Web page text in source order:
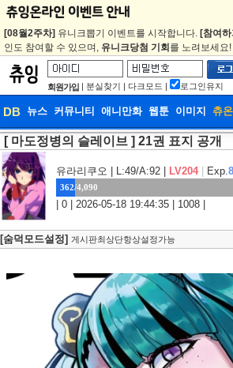
[08월2주차] 유니크뽑기 이벤트를 시작합니다. [참여하
인도 참여할 수 있으며, 유니크당첨 기회 를 노려보세요!
회원가입 | 분실찾기 | 다크모드 | 로그인유지
DB 뉴스 커뮤니티 애니만화 웹툰 이미지 츄
DB 뉴스 커뮤니티
웹툰 이미지 츄온2
[ 마도정병의 슬레이브 ] 21권 표지 공개
유라리쿠오 | L:49/A:92 | LV204 Exp.
362/4,090
| 0 | 2026-05-18 19:44:35 | 1008 |
[숨덕모드설정] 게시판최상단항상설정가능